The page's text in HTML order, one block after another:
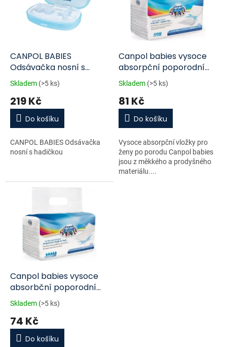
ů
d
u
CANPOL BABIES
Odsávačka nosní s
hadičkou
Skladem (>5 ks)
219 Kč
Do košíku
CANPOL BABIES Odsávačka
nosní s hadičkou
Canpol babies vysoce
absorpční poporodní
vložky noční 10 ks
Skladem (>5 ks)
81 Kč
Do košíku
Vysoce absorpční vložky pro
ženy po porodu Canpol babies
jsou z měkkého a prodyšného
materiálu....
Canpol babies vysoce
absorbční poporodní
vložky 10 ks
Skladem (>5 ks)
74 Kč
Do košíku